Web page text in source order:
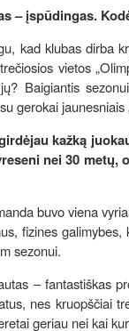
– įspūdingas.
kad klubas dirba
vietos
Baigiantis
gerokai jaunesniais
kažką
nei 30
buvo viena
fizines
sezonui.
– fantastiškas
nes kruopščiai
geriau nei kai